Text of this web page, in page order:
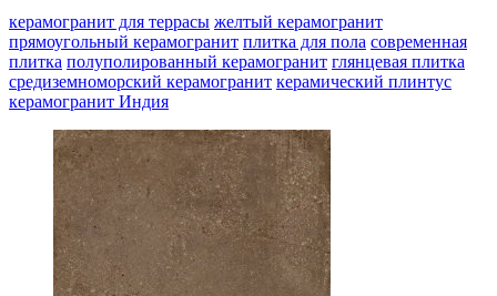
керамогранит для террасы желтый керамогранит
прямоугольный керамогранит плитка для пола современная
плитка полуполированный керамогранит глянцевая плитка
средиземноморский керамогранит керамический плинтус
керамогранит Индия